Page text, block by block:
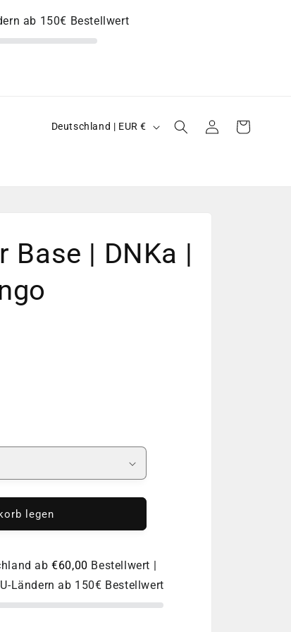
ab 150€ Bestellwert
e
i
Deutschland | EUR € EinloggenWarenkorb
Base | DNKa |
legen
ab€60,00 Bestellwert |
Ländern ab 150€ Bestellwert